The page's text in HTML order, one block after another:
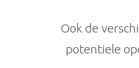
Ook de
potentiele